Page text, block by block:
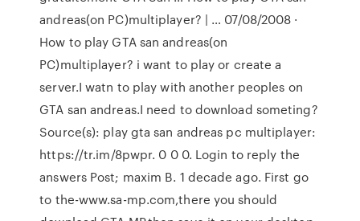
andreas(on PC)multiplayer? | … 07/08/2008 ·
How to play GTA san andreas(on
PC)multiplayer? i want to play or create a
server.I watn to play with another peoples on
GTA san andreas.I need to download someting?
Source(s): play gta san andreas pc multiplayer:
https://tr.im/8pwpr. 0 0 0. Login to reply the
answers Post; maxim B. 1 decade ago. First go
to the-www.sa-mp.com,there you should